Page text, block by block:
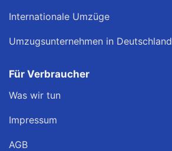
Internationale Umzüge
Umzugsunternehmen in Deutschland
Für Verbraucher
Was wir tun
Impressum
AGB